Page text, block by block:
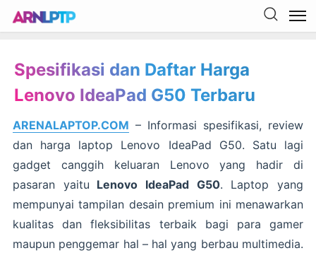
Spesifikasi dan Daftar Harga
Lenovo IdeaPad G50 Terbaru
ARENALAPTOP.COM – Informasi spesifikasi, review
dan harga laptop Lenovo IdeaPad G50. Satu lagi
gadget canggih keluaran Lenovo yang hadir di
pasaran yaitu Lenovo IdeaPad G50. Laptop yang
mempunyai tampilan desain premium ini menawarkan
kualitas dan fleksibilitas terbaik bagi para gamer
maupun penggemar hal – hal yang berbau multimedia.